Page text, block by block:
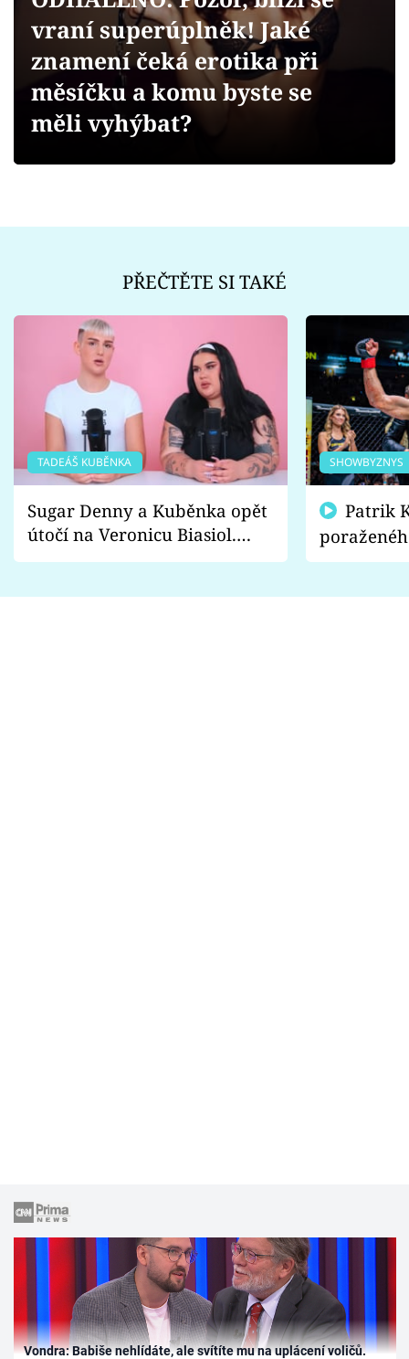
Sledujte prima+
vraní superúplněk! Jaké
znamení čeká erotika při
měsíčku a komu byste se
měli vyhýbat?
PŘEČTĚTE SI TAKÉ
TADEÁŠ KUBĚNKA
Sugar Denny a Kuběnka opět
útočí na Veronicu Biasiol.
Proč je podle nich falešná a
SHOWBYZNYS
fanoušci
Vondra: Babiše nehlídáte, ale svítíte mu na uplácení voličů.